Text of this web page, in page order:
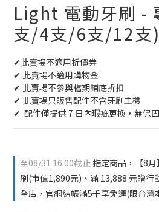
Light 電動牙刷 -
支/4支/6支/12支)
✔此賣場不適用折價券
✔ 此賣場不適用購物金
✔ 此賣場不參與檔期鋪底折扣
✔ 此賣場只販售配件不含牙刷主機
✔  配件僅提供 7 日內瑕疵更換，無保固
至08/31 16:00截止 指定商品，【8
刷(市值1,890元)、滿 13,888 元贈行
全店，官網結帳滿5千享免運(限台灣